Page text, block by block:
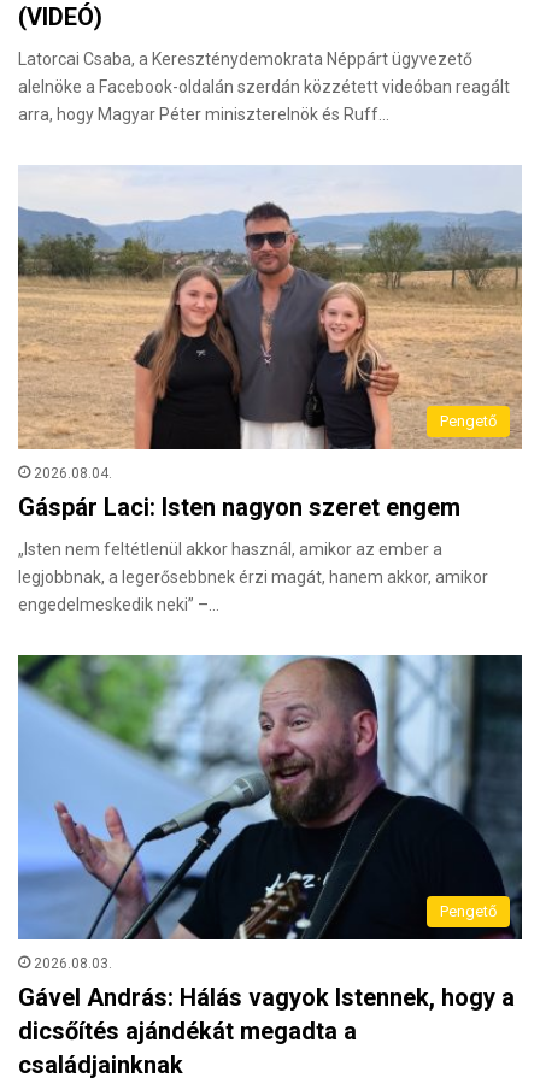
(VIDEÓ)
Latorcai Csaba, a Kereszténydemokrata Néppárt ügyvezető
alelnöke a Facebook-oldalán szerdán közzétett videóban reagált
arra, hogy Magyar Péter miniszterelnök és Ruff…
Pengető
2026.08.04.
Gáspár Laci: Isten nagyon szeret engem
„Isten nem feltétlenül akkor használ, amikor az ember a
legjobbnak, a legerősebbnek érzi magát, hanem akkor, amikor
engedelmeskedik neki” –…
Pengető
2026.08.03.
Gável András: Hálás vagyok Istennek, hogy a
dicsőítés ajándékát megadta a
családjainknak